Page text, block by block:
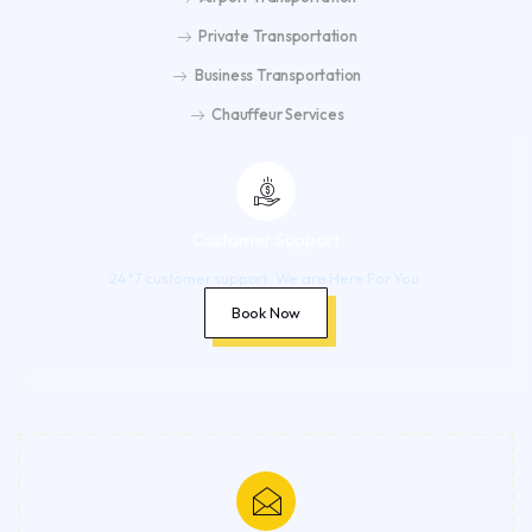
Private Transportation
Business Transportation
Chauffeur Services
Book Now